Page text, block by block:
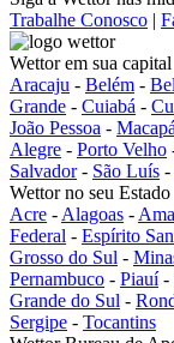
Trabalhe Conosco |
Wettor em sua capital
Aracaju - Belém -
Grande - Cuiabá -
João Pessoa - Macapá
Alegre - Porto Velho
Salvador- São Luís -
Wettor no seu Estado
Acre - Alagoas -
Federal - Espírito
Grosso do Sul -
Pernambuco - Piauí-
Grande do Sul -
Sergipe - Tocantins